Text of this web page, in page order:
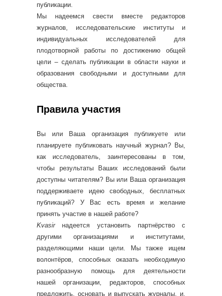
публикации.
Мы надеемся свести вместе редакторов
журналов, исследовательские институты и
индивидуальных исследователей для
плодотворной работы по достижению общей
цели – сделать публикации в области науки и
образования свободными и доступными для
общества.
Правила участия
Вы или Ваша организация публикуете или
планируете публиковать научный журнал? Вы,
как исследователь, заинтересованы в том,
чтобы результаты Ваших исследований были
доступны читателям? Вы или Ваша организация
поддерживаете идею свободных, бесплатных
публикаций? У Вас есть время и желание
принять участие в нашей работе?
Kvasirнадеется установить партнёрство с
другими организациями и институтами,
разделяющими наши цели. Мы также ищем
волонтёров, способных оказать необходимую
разнообразную помощь для деятельности
нашей организации, редакторов, способных
предложить, основать и выпускать журналы, и,